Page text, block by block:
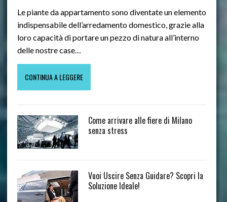
Le piante da appartamento sono diventate un elemento
indispensabile dell’arredamento domestico, grazie alla
loro capacità di portare un pezzo di natura all’interno
delle nostre case…
CONTINUA A LEGGERE
Come arrivare alle fiere di Milano
senza stress
Vuoi Uscire Senza Guidare? Scopri la
Soluzione Ideale!